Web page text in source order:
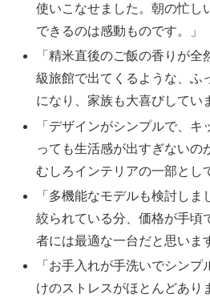
使いこなせました。朝の忙し
できるのは感動ものです。」
「精米直後のご飯の香りが
級旅館で出てくるような、ふ
になり、家族も大喜びしてい
「デザインがシンプルで、
っても生活感が出すぎないの
むしろインテリアの一部とし
「多機能なモデルも検討しま
絞られている分、価格が手頃
者には最適な一台だと思いま
「お手入れが手洗いでシン
けのストレスがほとんどあり